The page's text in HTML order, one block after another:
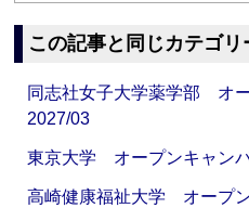
この記事と同じカテゴ
同志社女子大学薬学部 オ
2027/03
東京大学 オープンキャン
高崎健康福祉大学 オープ